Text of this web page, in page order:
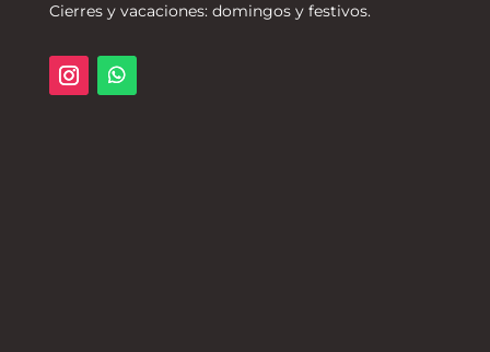
Cierres y vacaciones: domingos y festivos.